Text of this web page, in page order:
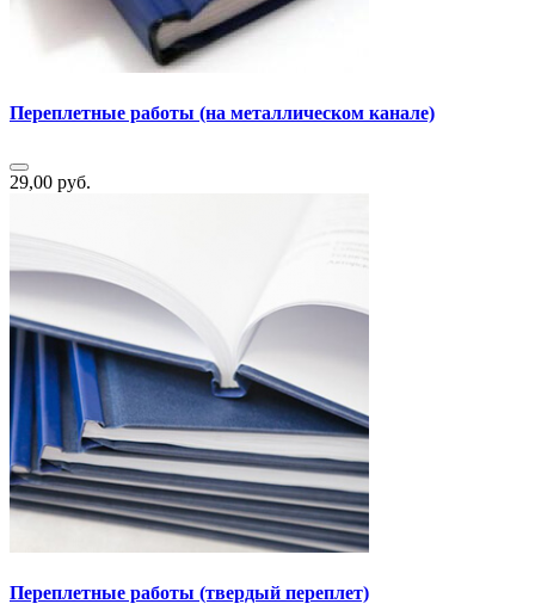
Переплетные работы (на металлическом канале)
29,00 руб.
Переплетные работы (твердый переплет)